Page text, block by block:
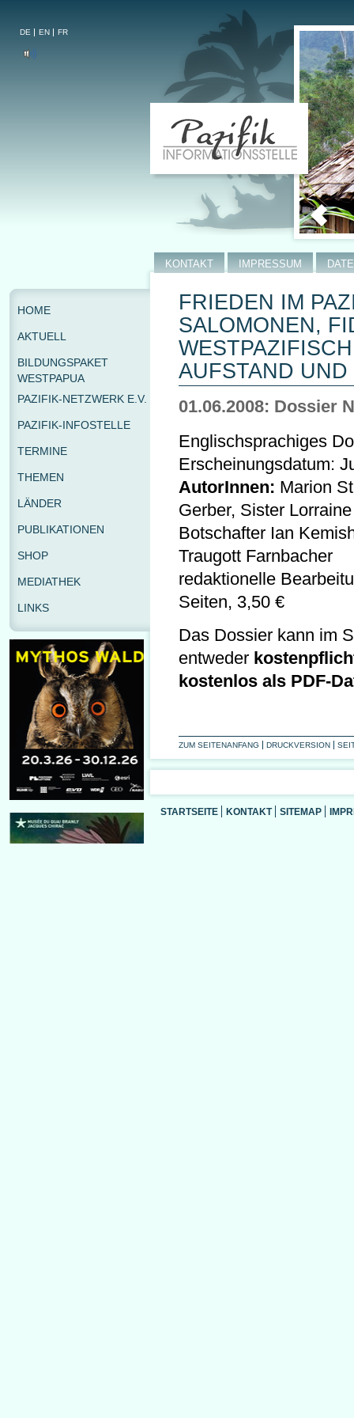
DE EN FR
FRIEDEN IM
SALOMONEN,
AUFSTAND
01.06.2008: Dossier
Englischsprachiges
Erscheinungsdatum:
AutorInnen: Marion
Gerber, Sister
Botschafter Ian
Traugott Farnbacher
redaktionelle
Seiten, 3,50 €
Das Dossier kann im
entweder
kostenlos als PDF-
ZUM SEITENANFANG DRUCKVERSION
STARTSEITE KONTAKT SITEMAP
KONTAKT IMPRESSUM
HOME
AKTUELL
BILDUNGSPAKET
WESTPAPUA
PAZIFIK-NETZWERK E.V.
PAZIFIK-INFOSTELLE
TERMINE
THEMEN
LÄNDER
PUBLIKATIONEN
SHOP
MEDIATHEK
LINKS